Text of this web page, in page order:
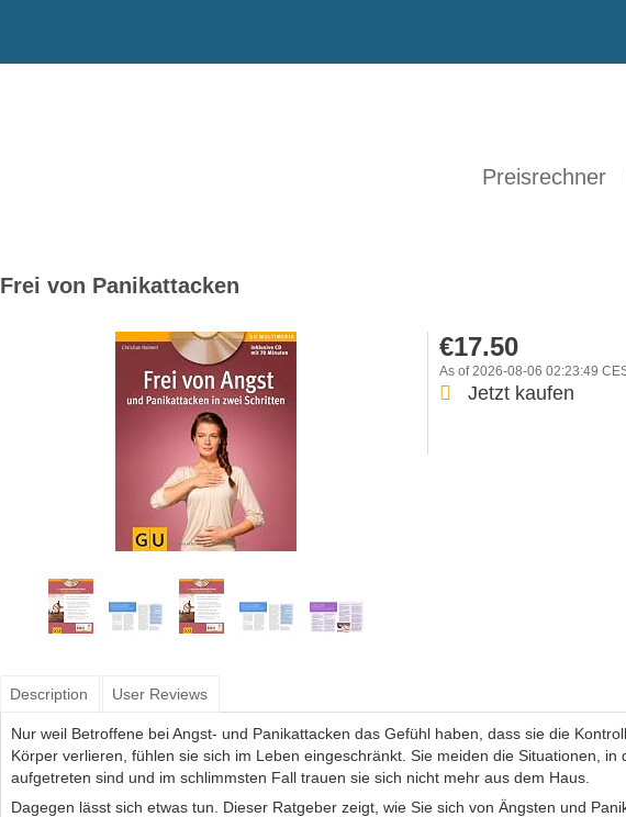
Preisrechner
Frei von Panikattacken
€17.50
As of 2026-08-06 02:23:49
Jetzt kaufen
Description User Reviews
Nur weil Betroffene bei Angst- und Panikattacken das Gefühl haben, dass sie die
Körper verlieren, fühlen sie sich im Leben eingeschränkt. Sie meiden die Situationen, in
aufgetreten sind und im schlimmsten Fall trauen sie sich nicht mehr aus dem Haus.
Dagegen lässt sich etwas tun. Dieser Ratgeber zeigt, wie Sie sich von Ängsten und